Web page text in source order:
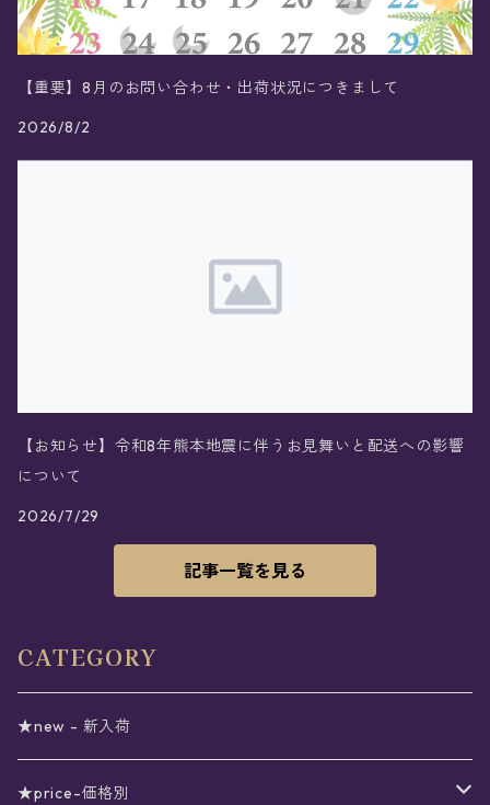
【重要】8月のお問い合わせ・出荷状況につきまして
2026/8/2
【お知らせ】令和8年熊本地震に伴うお見舞いと配送への影響
について
2026/7/29
記事一覧を見る
CATEGORY
★new - 新入荷
★price-価格別